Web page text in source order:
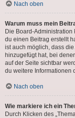
Nach oben
Warum muss mein
Die Board-
du einen Beitrag erstellt
ist auch möglich, dass
hinzugefügt hat, bei
auf der Seite sichtbar
du weitere Informationen
Nach oben
Wie markiere ich ein
Durch Klicken des